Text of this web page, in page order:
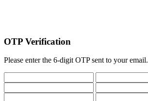
OTP Verification
Please enter the 6-digit OTP sent to your email.